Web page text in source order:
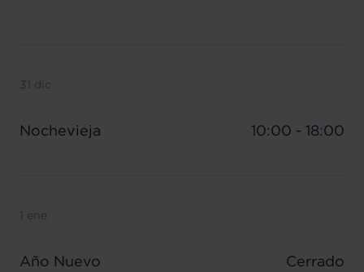
31 dic
Nochevieja 10:00 - 18:00
1 ene
Año Nuevo Cerrado